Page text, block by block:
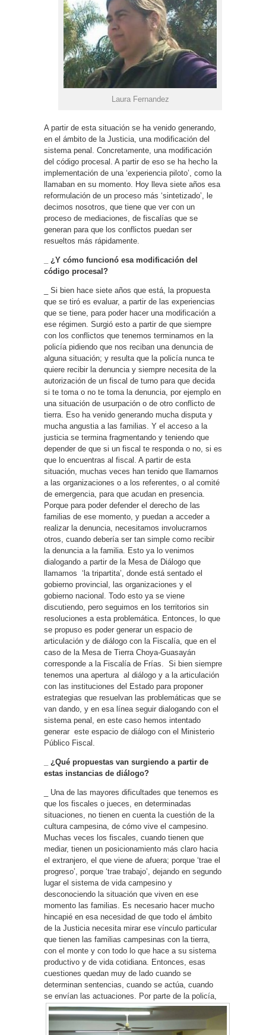
Laura Fernandez
A partir de esta situación se ha venido generando,
en el ámbito de la Justicia, una modificación del
sistema penal. Concretamente, una modificación
del código procesal. A partir de eso se ha hecho la
implementación de una ‘experiencia piloto’, como la
llamaban en su momento. Hoy lleva siete años esa
reformulación de un proceso más ‘sintetizado’, le
decimos nosotros, que tiene que ver con un
proceso de mediaciones, de fiscalías que se
generan para que los conflictos puedan ser
resueltos más rápidamente.
_ ¿Y cómo funcionó esa modificación del
código procesal?
_ Si bien hace siete años que está, la propuesta
que se tiró es evaluar, a partir de las experiencias
que se tiene, para poder hacer una modificación a
ese régimen. Surgió esto a partir de que siempre
con los conflictos que tenemos terminamos en la
policía pidiendo que nos reciban una denuncia de
alguna situación; y resulta que la policía nunca te
quiere recibir la denuncia y siempre necesita de la
autorización de un fiscal de turno para que decida
si te toma o no te toma la denuncia, por ejemplo en
una situación de usurpación o de otro conflicto de
tierra. Eso ha venido generando mucha disputa y
mucha angustia a las familias. Y el acceso a la
justicia se termina fragmentando y teniendo que
depender de que si un fiscal te responda o no, si es
que lo encuentras al fiscal. A partir de esta
situación, muchas veces han tenido que llamarnos
a las organizaciones o a los referentes, o al comité
de emergencia, para que acudan en presencia.
Porque para poder defender el derecho de las
familias de ese momento, y puedan a acceder a
realizar la denuncia, necesitamos involucrarnos
otros, cuando debería ser tan simple como recibir
la denuncia a la familia. Esto ya lo venimos
dialogando a partir de la Mesa de Diálogo que
llamamos ‘la tripartita’, donde está sentado el
gobierno provincial, las organizaciones y el
gobierno nacional. Todo esto ya se viene
discutiendo, pero seguimos en los territorios sin
resoluciones a esta problemática. Entonces, lo que
se propuso es poder generar un espacio de
articulación y de diálogo con la Fiscalía, que en el
caso de la Mesa de Tierra Choya-Guasayán
corresponde a la Fiscalía de Frías. Si bien siempre
tenemos una apertura al diálogo y a la articulación
con las instituciones del Estado para proponer
estrategias que resuelvan las problemáticas que se
van dando, y en esa línea seguir dialogando con el
sistema penal, en este caso hemos intentado
generar este espacio de diálogo con el Ministerio
Público Fiscal.
_ ¿Qué propuestas van surgiendo a partir de
estas instancias de diálogo?
_ Una de las mayores dificultades que tenemos es
que los fiscales o jueces, en determinadas
situaciones, no tienen en cuenta la cuestión de la
cultura campesina, de cómo vive el campesino.
Muchas veces los fiscales, cuando tienen que
mediar, tienen un posicionamiento más claro hacia
el extranjero, el que viene de afuera; porque ‘trae el
progreso’, porque ‘trae trabajo’, dejando en segundo
lugar el sistema de vida campesino y
desconociendo la situación que viven en ese
momento las familias. Es necesario hacer mucho
hincapié en esa necesidad de que todo el ámbito
de la Justicia necesita mirar ese vínculo particular
que tienen las familias campesinas con la tierra,
con el monte y con todo lo que hace a su sistema
productivo y de vida cotidiana. Entonces, esas
cuestiones quedan muy de lado cuando se
determinan sentencias, cuando se actúa, cuando
se envían las actuaciones. Por parte de la policía,